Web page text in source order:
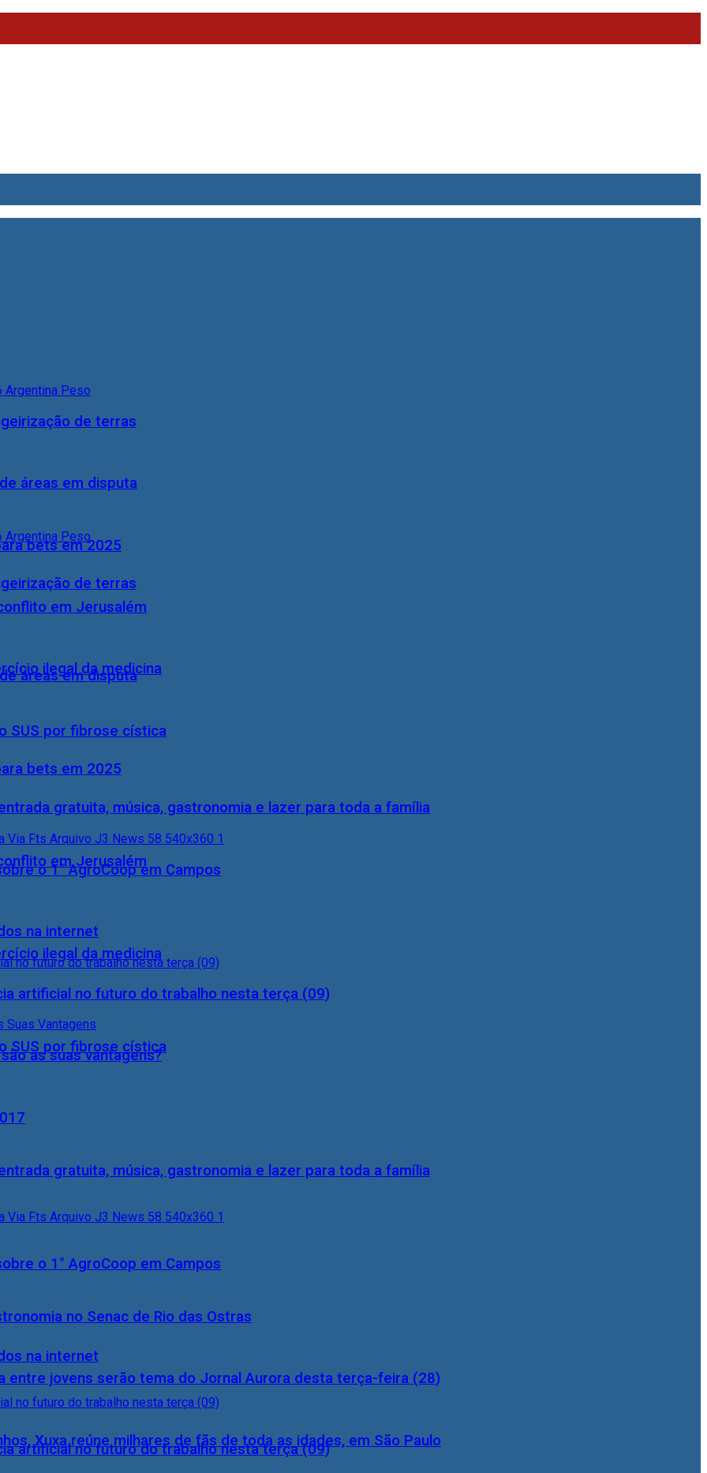
de terras
áreas em disputa
bets em 2025
em Jerusalém
ilegal da medicina
SUS por fibrose cística
gratuita, música, gastronomia e lazer para toda a família
o 1° AgroCoop em Campos
na internet
artificial no futuro do trabalho nesta terça (09)
de terras
áreas em disputa
bets em 2025
em Jerusalém
ilegal da medicina
SUS por fibrose cística
gratuita, música, gastronomia e lazer para toda a família
o 1° AgroCoop em Campos
na internet
artificial no futuro do trabalho nesta terça (09)
as suas vantagens?
no Senac de Rio das Ostras
entre jovens serão tema do Jornal Aurora desta terça-feira (28)
Xuxa reúne milhares de fãs de toda as idades, em São Paulo